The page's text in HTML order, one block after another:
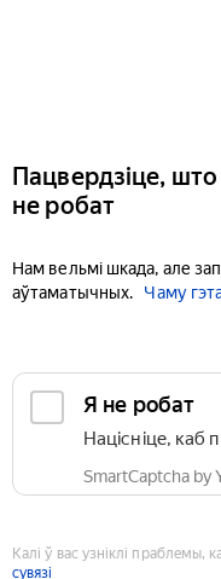
Пацвердзіце,
не робат
Нам вельмі шкада, але
аўтаматычных.
Чаму
Я не робат
Націсніце, каб
SmartCaptcha by
Калі ў вас узніклі праблемы,
сувязі